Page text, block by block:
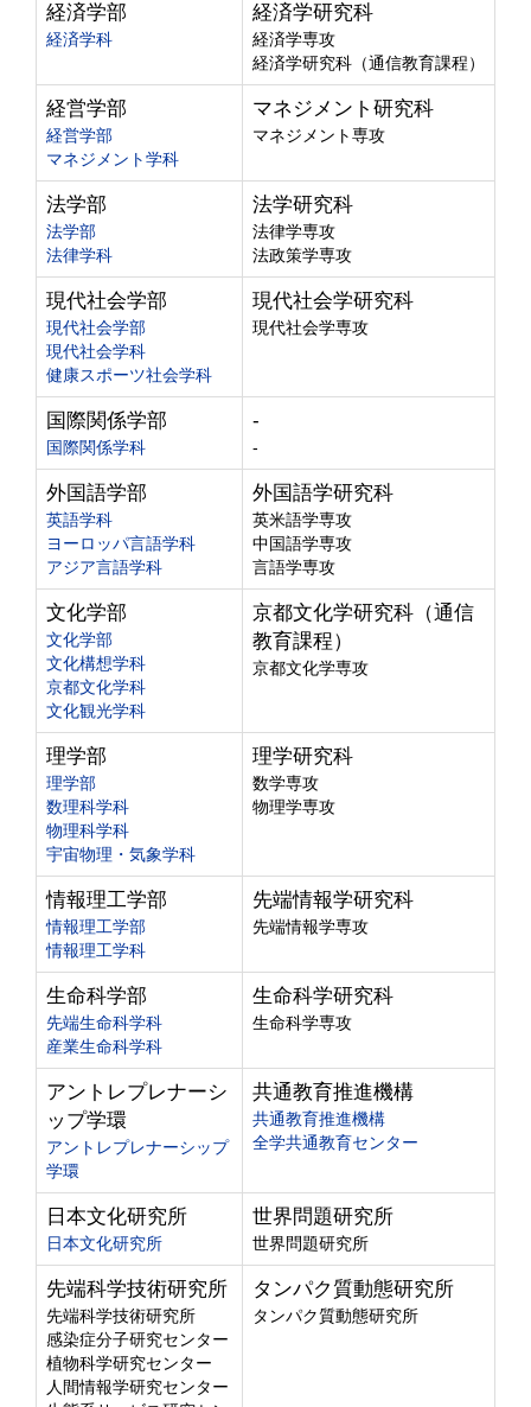
経済学部
経済学科
経済学研究科
経済学専攻
経済学研究科（通信教育課程）
経営学部
経営学部
マネジメント学科
マネジメント研究科
マネジメント専攻
法学部
法学部
法律学科
法学研究科
法律学専攻
法政策学専攻
現代社会学部
現代社会学部
現代社会学科
健康スポーツ社会学科
現代社会学研究科
現代社会学専攻
国際関係学部
国際関係学科
-
-
外国語学部
英語学科
ヨーロッパ言語学科
アジア言語学科
外国語学研究科
英米語学専攻
中国語学専攻
言語学専攻
文化学部
文化学部
文化構想学科
京都文化学科
文化観光学科
京都文化学研究科（通信
教育課程）
京都文化学専攻
理学部
理学部
数理科学科
物理科学科
宇宙物理・気象学科
理学研究科
数学専攻
物理学専攻
情報理工学部
情報理工学部
情報理工学科
先端情報学研究科
先端情報学専攻
生命科学部
先端生命科学科
産業生命科学科
生命科学研究科
生命科学専攻
アントレプレナーシ
ップ学環
アントレプレナーシップ
学環
共通教育推進機構
共通教育推進機構
全学共通教育センター
日本文化研究所
日本文化研究所
世界問題研究所
世界問題研究所
先端科学技術研究所
先端科学技術研究所
感染症分子研究センター
植物科学研究センター
人間情報学研究センター
タンパク質動態研究所
タンパク質動態研究所